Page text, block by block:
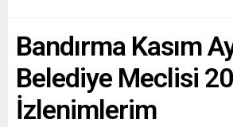
Bandırma Kasım
Belediye Meclisi
İzlenimlerim